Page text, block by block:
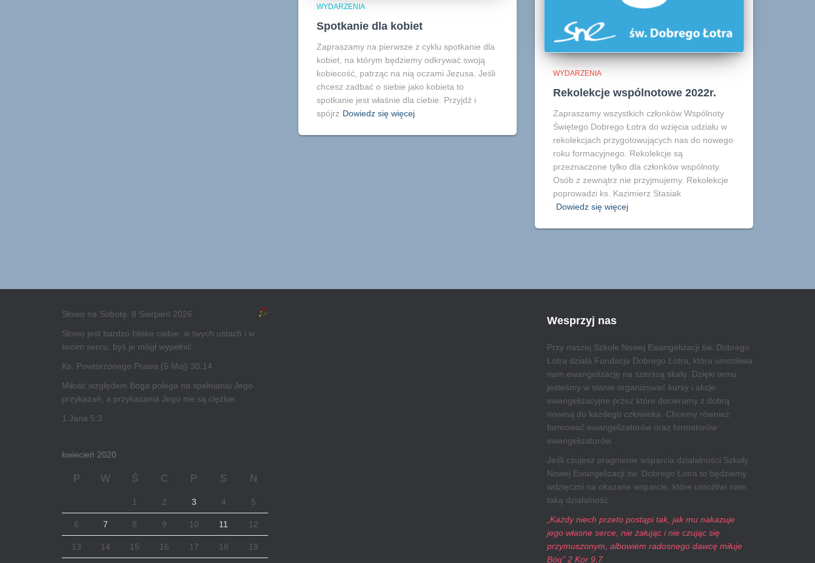
WYDARZENIA
Spotkanie dla kobiet
Zapraszamy na pierwsze z cyklu spotkanie dla
kobiet, na którym będziemy odkrywać swoją
kobiecość, patrząc na nią oczami Jezusa. Jeśli
chcesz zadbać o siebie jako kobieta to
spotkanie jest właśnie dla ciebie. Przyjdź i
spójrz Dowiedz się więcej
WYDARZENIA
Rekolekcje wspólnotowe 2022r.
Zapraszamy wszystkich członków Wspólnoty
Świętego Dobrego Łotra do wzięcia udziału w
rekolekcjach przygotowujących nas do nowego
roku formacyjnego. Rekolekcje są
przeznaczone tylko dla członków wspólnoty.
Osób z zewnątrz nie przyjmujemy. Rekolekcje
poprowadzi ks. Kazimierz Stasiak
Dowiedz się więcej
Słowo na Sobotę, 8 Sierpień 2026
Słowo jest bardzo blisko ciebie: w twych ustach i w
twoim sercu, byś je mógł wypełnić.
Ks. Powtórzonego Prawa (5 Moj) 30:14
Miłość względem Boga polega na spełnianiu Jego
przykazań, a przykazania Jego nie są ciężkie.
1 Jana 5:3
kwiecień 2020
P W Ś C P S N
1 2 3 4 5
6 7 8 9 10 11 12
13 14 15 16 17 18 19
Wesprzyj nas
Przy naszej Szkole Nowej Ewangelizacji św. Dobrego
Łotra działa Fundacja Dobrego Łotra, która umożliwia
nam ewangelizację na szerszą skalę. Dzięki temu
jesteśmy w stanie organizować kursy i akcje
ewangelizacyjne przez które docieramy z dobrą
nowiną do każdego człowieka. Chcemy również
formować ewangelizatorów oraz formatorów
ewangelizatorów.
Jeśli czujesz pragnienie wsparcia działalności Szkoły
Nowej Ewangelizacji św. Dobrego Łotra to będziemy
wdzięczni na okazane wsparcie, które umożliwi nam
taką działalność.
„Każdy niech przeto postąpi tak, jak mu nakazuje
jego własne serce, nie żałując i nie czując się
przymuszonym, albowiem radosnego dawcę miłuje
Bóg” 2 Kor 9,7